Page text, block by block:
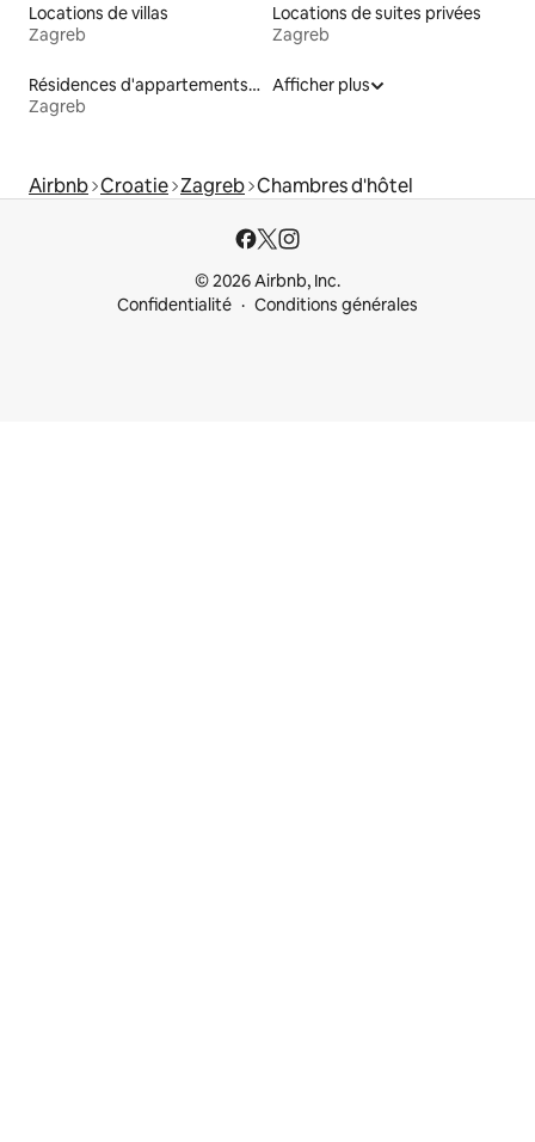
Locations de villas
Zagreb
Locations de suites privées
Zagreb
Résidences d'appartements en location
Zagreb
Afficher plus
Airbnb Croatie Zagreb Chambres d'hôtel
© 2026 Airbnb, Inc.
Confidentialité
Conditions générales